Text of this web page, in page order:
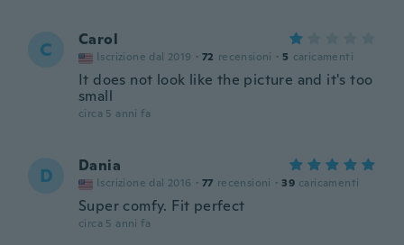
C Carol
Iscrizione dal 2019 · 72 recensioni · 5 caricamenti
It does not look like the picture and it's too
small
circa 5 anni fa
D Dania
Iscrizione dal 2016 · 77 recensioni · 39 caricamenti
Super comfy. Fit perfect
circa 5 anni fa